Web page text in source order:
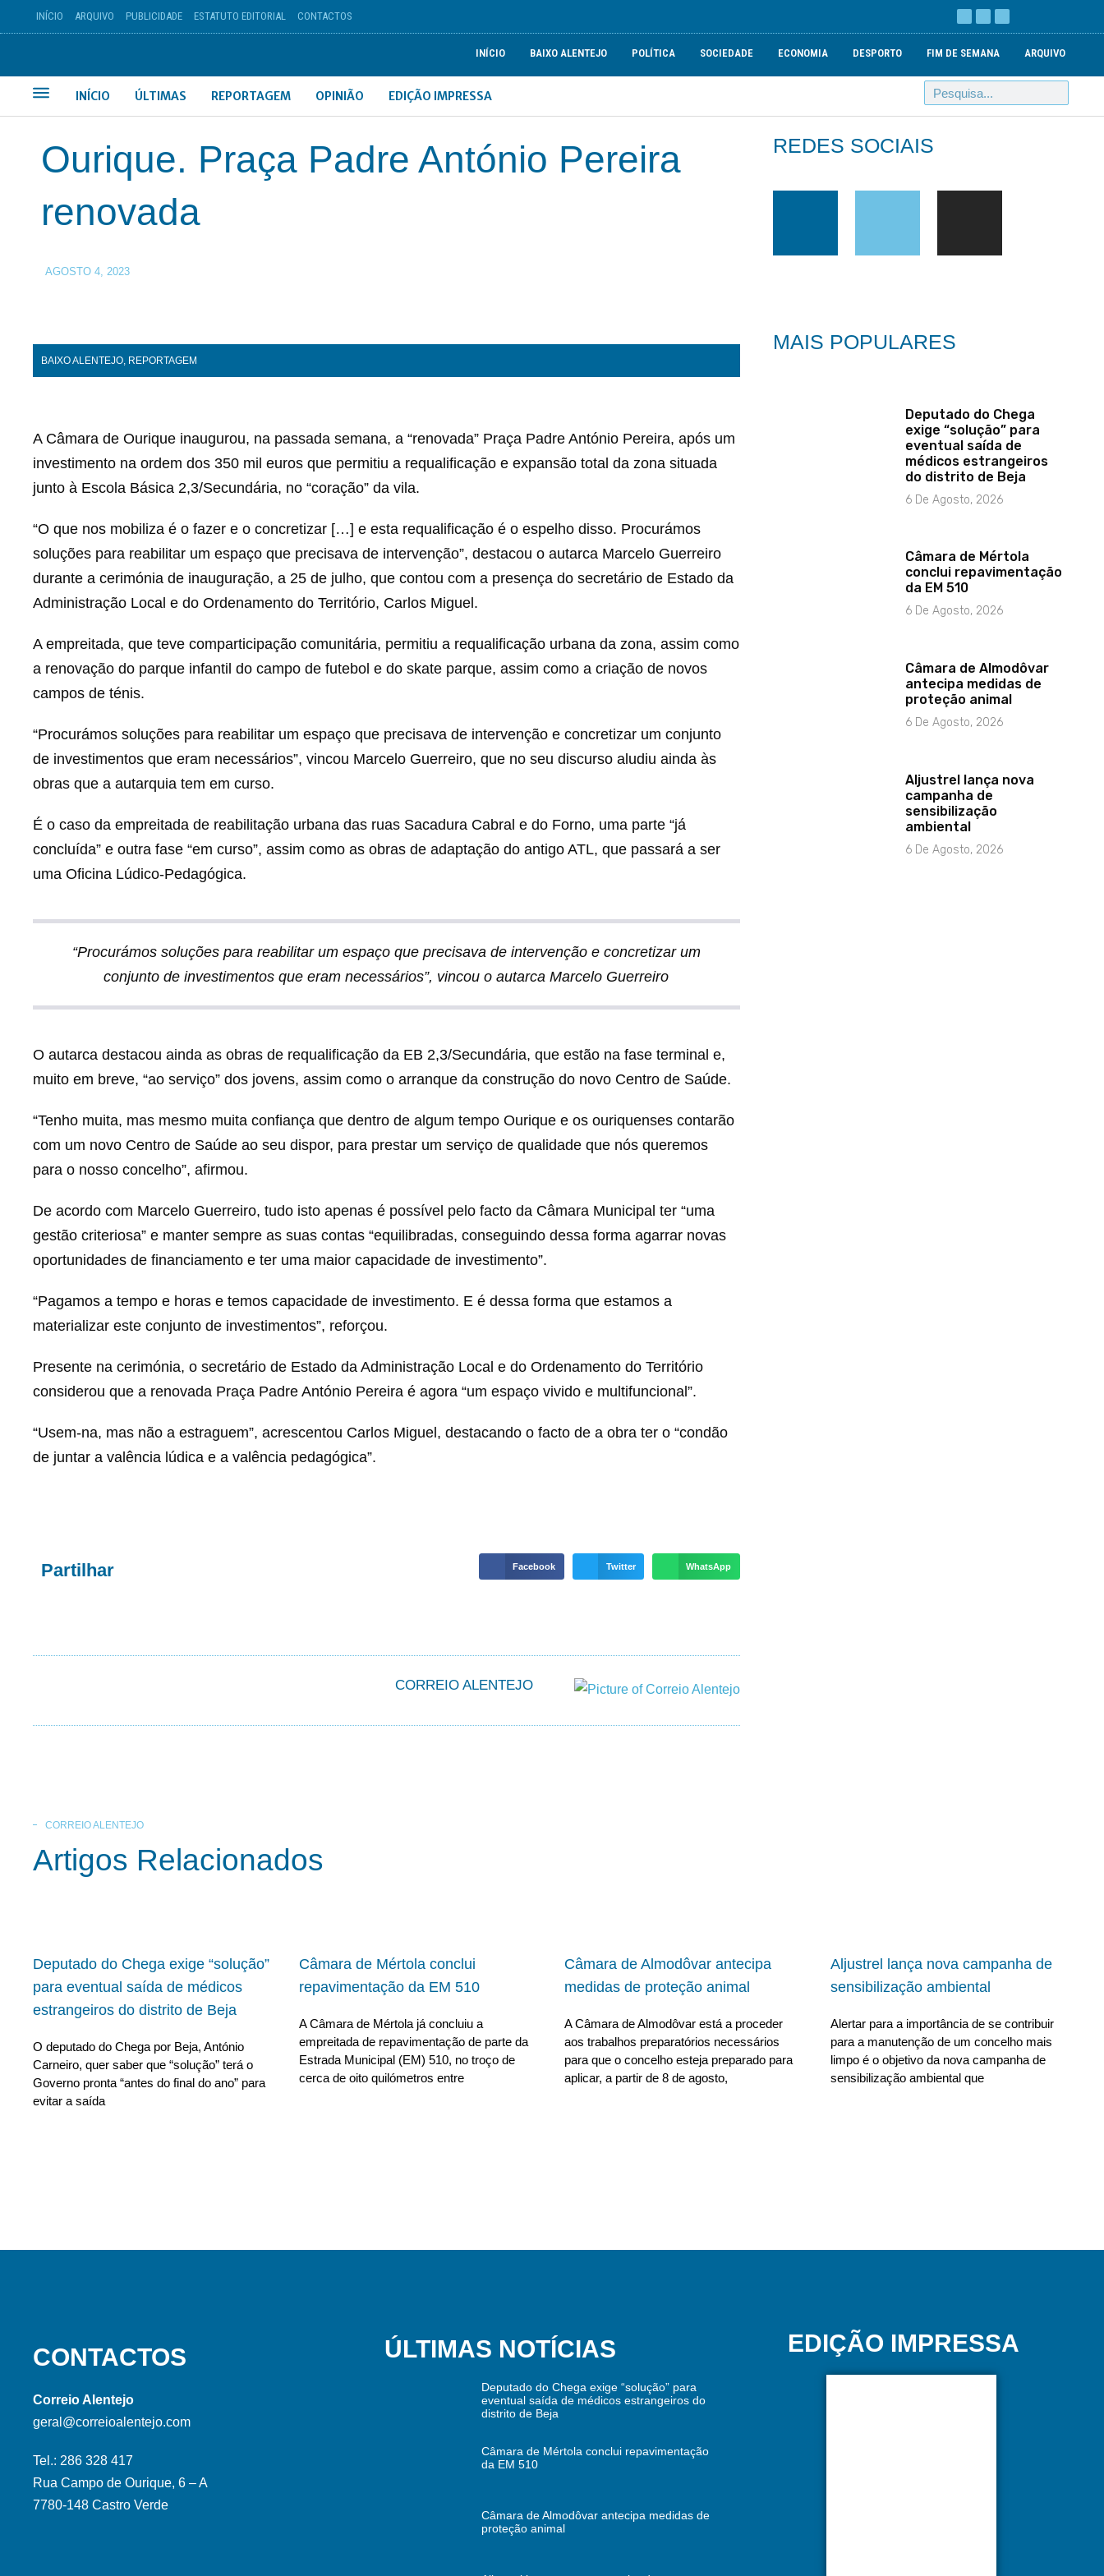
INÍCIO ARQUIVO PUBLICIDADE ESTATUTO EDITORIAL CONTACTOS
INÍCIO BAIXO ALENTEJO POLÍTICA SOCIEDADE ECONOMIA DESPORTO FIM DE SEMANA ARQUIVO
INÍCIO ÚLTIMAS REPORTAGEM OPINIÃO EDIÇÃO IMPRESSA
Ourique. Praça Padre António Pereira
renovada
AGOSTO 4, 2023
BAIXO ALENTEJO, REPORTAGEM
A Câmara de Ourique inaugurou, na passada semana, a “renovada” Praça Padre António Pereira, após um
investimento na ordem dos 350 mil euros que permitiu a requalificação e expansão total da zona situada
junto à Escola Básica 2,3/Secundária, no “coração” da vila.
“O que nos mobiliza é o fazer e o concretizar […] e esta requalificação é o espelho disso. Procurámos
soluções para reabilitar um espaço que precisava de intervenção”, destacou o autarca Marcelo Guerreiro
durante a cerimónia de inauguração, a 25 de julho, que contou com a presença do secretário de Estado da
Administração Local e do Ordenamento do Território, Carlos Miguel.
A empreitada, que teve comparticipação comunitária, permitiu a requalificação urbana da zona, assim como
a renovação do parque infantil do campo de futebol e do skate parque, assim como a criação de novos
campos de ténis.
“Procurámos soluções para reabilitar um espaço que precisava de intervenção e concretizar um conjunto
de investimentos que eram necessários”, vincou Marcelo Guerreiro, que no seu discurso aludiu ainda às
obras que a autarquia tem em curso.
É o caso da empreitada de reabilitação urbana das ruas Sacadura Cabral e do Forno, uma parte “já
concluída” e outra fase “em curso”, assim como as obras de adaptação do antigo ATL, que passará a ser
uma Oficina Lúdico-Pedagógica.
“Procurámos soluções para reabilitar um espaço que precisava de intervenção e concretizar um
conjunto de investimentos que eram necessários”, vincou o autarca Marcelo Guerreiro
O autarca destacou ainda as obras de requalificação da EB 2,3/Secundária, que estão na fase terminal e,
muito em breve, “ao serviço” dos jovens, assim como o arranque da construção do novo Centro de Saúde.
“Tenho muita, mas mesmo muita confiança que dentro de algum tempo Ourique e os ouriquenses contarão
com um novo Centro de Saúde ao seu dispor, para prestar um serviço de qualidade que nós queremos
para o nosso concelho”, afirmou.
De acordo com Marcelo Guerreiro, tudo isto apenas é possível pelo facto da Câmara Municipal ter “uma
gestão criteriosa” e manter sempre as suas contas “equilibradas, conseguindo dessa forma agarrar novas
oportunidades de financiamento e ter uma maior capacidade de investimento”.
“Pagamos a tempo e horas e temos capacidade de investimento. E é dessa forma que estamos a
materializar este conjunto de investimentos”, reforçou.
Presente na cerimónia, o secretário de Estado da Administração Local e do Ordenamento do Território
considerou que a renovada Praça Padre António Pereira é agora “um espaço vivido e multifuncional”.
“Usem-na, mas não a estraguem”, acrescentou Carlos Miguel, destacando o facto de a obra ter o “condão
de juntar a valência lúdica e a valência pedagógica”.
Partilhar Facebook Twitter WhatsApp
CORREIO ALENTEJO
REDES SOCIAIS
MAIS POPULARES
Deputado do Chega
exige “solução” para
eventual saída de
médicos estrangeiros
do distrito de Beja
6 De Agosto, 2026
Câmara de Mértola
conclui repavimentação
da EM 510
6 De Agosto, 2026
Câmara de Almodôvar
antecipa medidas de
proteção animal
6 De Agosto, 2026
Aljustrel lança nova
campanha de
sensibilização
ambiental
6 De Agosto, 2026
CORREIO ALENTEJO
Artigos Relacionados
Deputado do Chega exige “solução”
para eventual saída de médicos
estrangeiros do distrito de Beja
O deputado do Chega por Beja, António
Carneiro, quer saber que “solução” terá o
Governo pronta “antes do final do ano” para
evitar a saída
Câmara de Mértola conclui
repavimentação da EM 510
A Câmara de Mértola já concluiu a
empreitada de repavimentação de parte da
Estrada Municipal (EM) 510, no troço de
cerca de oito quilómetros entre
Câmara de Almodôvar antecipa
medidas de proteção animal
A Câmara de Almodôvar está a proceder
aos trabalhos preparatórios necessários
para que o concelho esteja preparado para
aplicar, a partir de 8 de agosto,
Aljustrel lança nova campanha de
sensibilização ambiental
Alertar para a importância de se contribuir
para a manutenção de um concelho mais
limpo é o objetivo da nova campanha de
sensibilização ambiental que
CONTACTOS
Correio Alentejo
geral@correioalentejo.com
Tel.: 286 328 417
Rua Campo de Ourique, 6 – A
7780-148 Castro Verde
ÚLTIMAS NOTÍCIAS
Deputado do Chega exige “solução” para
eventual saída de médicos estrangeiros do
distrito de Beja
Câmara de Mértola conclui repavimentação
da EM 510
Câmara de Almodôvar antecipa medidas de
proteção animal
EDIÇÃO IMPRESSA